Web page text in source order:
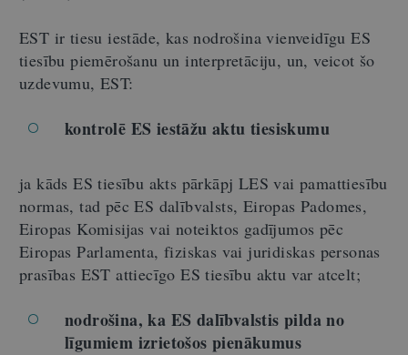
EST ir tiesu iestāde, kas nodrošina vienveidīgu ES
tiesību piemērošanu un interpretāciju, un, veicot šo
uzdevumu, EST:
kontrolē ES iestāžu aktu tiesiskumu
ja kāds ES tiesību akts pārkāpj LES vai pamattiesību
normas, tad pēc ES dalībvalsts, Eiropas Padomes,
Eiropas Komisijas vai noteiktos gadījumos pēc
Eiropas Parlamenta, fiziskas vai juridiskas personas
prasības EST attiecīgo ES tiesību aktu var atcelt;
nodrošina, ka ES dalībvalstis pilda no
līgumiem izrietošos pienākumus